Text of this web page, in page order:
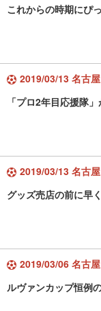
これからの時期にぴ
2019/03/13 名古
「プロ2年目応援隊
2019/03/13 名古
グッズ売店の前に早
2019/03/06 名古
ルヴァンカップ恒例